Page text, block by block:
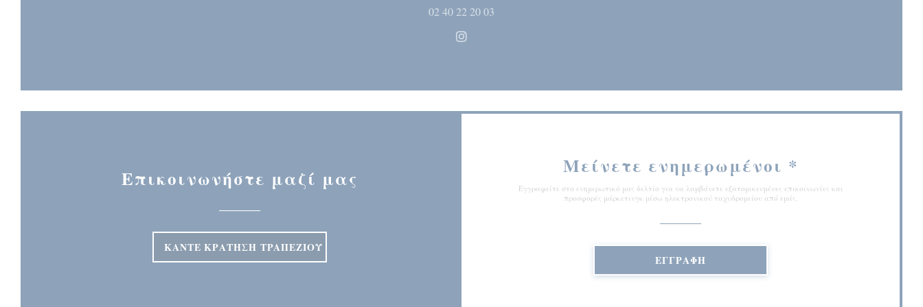
02 40 22 20 03
Instagram ((ανοίγει σε νέο παράθυρο))
Επικοινωνήστε μαζί μας
ΚΆΝΤΕ ΚΡΆΤΗΣΗ ΤΡΑΠΕΖΙΟΎ
Μείνετε ενημερωμένοι *
Εγγραφείτε στο ενημερωτικό μας δελτίο για να λαμβάνετε εξατομικευμένες επικοινωνίες και
προσφορές μάρκετινγκ μέσω ηλεκτρονικού ταχυδρομείου από εμάς.
ΕΓΓΡΑΦΉ